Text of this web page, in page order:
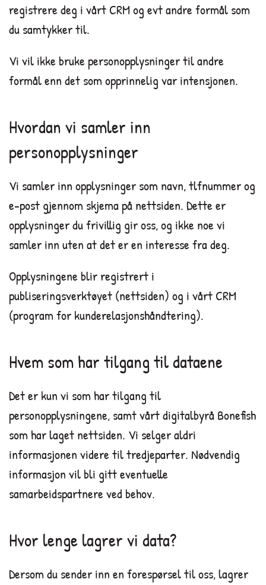
registrere deg i vårt CRM og evt andre formål som
du samtykker til.
Vi vil ikke bruke personopplysninger til andre
formål enn det som opprinnelig var intensjonen.
Hvordan vi samler inn
personopplysninger
Vi samler inn opplysninger som navn, tlfnummer og
e-post gjennom skjema på nettsiden. Dette er
opplysninger du frivillig gir oss, og ikke noe vi
samler inn uten at det er en interesse fra deg.
Opplysningene blir registrert i
publiseringsverktøyet (nettsiden) og i vårt CRM
(program for kunderelasjonshåndtering).
Hvem som har tilgang til dataene
Det er kun vi som har tilgang til
personopplysningene, samt vårt digitalbyrå Bonefish
som har laget nettsiden. Vi selger aldri
informasjonen videre til tredjeparter. Nødvendig
informasjon vil bli gitt eventuelle
samarbeidspartnere ved behov.
Hvor lenge lagrer vi data?
Dersom du sender inn en forespørsel til oss, lagrer